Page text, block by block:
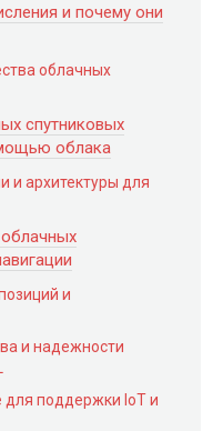
и почему они
облачных
спутниковых
облака
и архитектуры для
и
и надежности
поддержки IoT и